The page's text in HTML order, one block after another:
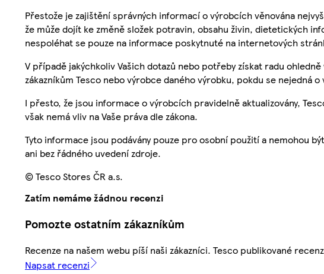
Přestože je zajištění správných informací o výrobcích věnována
že může dojít ke změně složek potravin, obsahu živin, dietetických
nespoléhat se pouze na informace poskytnuté na internetových
V případě jakýchkoliv Vašich dotazů nebo potřeby získat radu
zákazníkům Tesco nebo výrobce daného výrobku, pokdu se nejedná o
I přesto, že jsou informace o výrobcích pravidelně aktualizovány,
však nemá vliv na Vaše práva dle zákona.
Tyto informace jsou podávány pouze pro osobní použití a nemohou
ani bez řádného uvedení zdroje.
© Tesco Stores ČR a.s.
Zatím nemáme žádnou recenzi
Pomozte ostatním zákazníkům
Recenze na našem webu píší naši zákazníci. Tesco publikované
Napsat recenzi